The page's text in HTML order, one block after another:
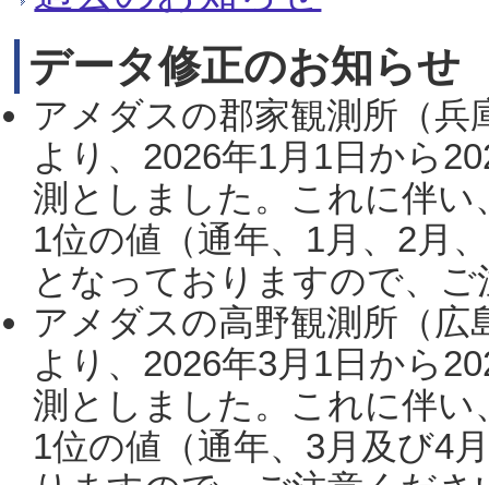
データ修正のお知らせ
アメダスの郡家観測所（
より、2026年1月1日から
測としました。これに伴い
1位の値（通年、1月、2月
となっておりますので、
アメダスの高野観測所（
より、2026年3月1日から
測としました。これに伴い
1位の値（通年、3月及び4